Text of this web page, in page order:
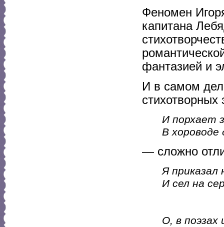
Феномен
капитана
фантазией и
И в самом
И порхает
В хороводе
— сложно
Я приказал
И сел на
О, в